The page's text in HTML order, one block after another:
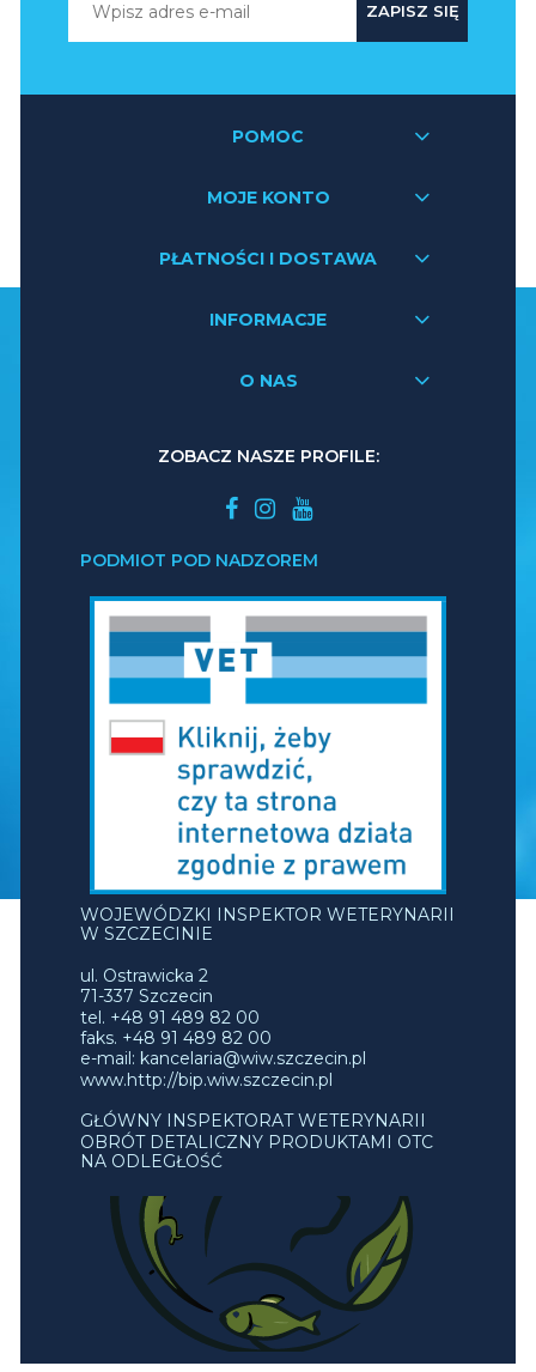
ZAPISZ SIĘ
POMOC
MOJE KONTO
PŁATNOŚCI I DOSTAWA
INFORMACJE
O NAS
ZOBACZ NASZE PROFILE:
PODMIOT POD NADZOREM
WOJEWÓDZKI INSPEKTOR WETERYNARII
W SZCZECINIE
ul. Ostrawicka 2
71-337 Szczecin
tel. +48 91 489 82 00
faks. +48 91 489 82 00
e-mail: kancelaria@wiw.szczecin.pl
www.http://bip.wiw.szczecin.pl
GŁÓWNY INSPEKTORAT WETERYNARII
OBRÓT DETALICZNY PRODUKTAMI OTC
NA ODLEGŁOŚĆ